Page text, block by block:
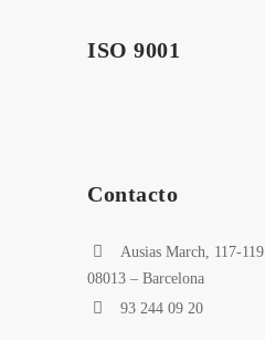
ISO 9001
Contacto
Ausias March, 117-119
08013 – Barcelona
93 244 09 20